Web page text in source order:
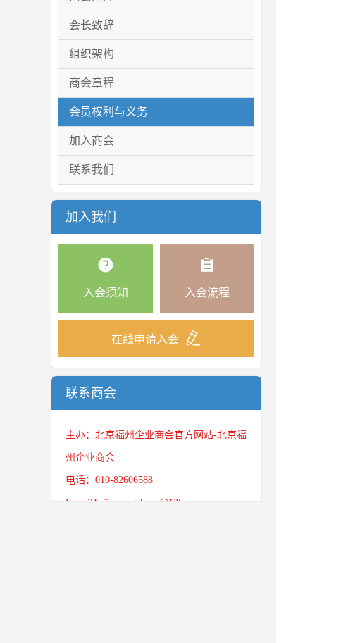
会长致辞
组织架构
商会章程
会员权利与义务
加入商会
联系我们
加入我们
入会须知 入会流程
在线申请入会
联系商会
主办：北京福州企业商会官方网站-北京福
州企业商会
电话：010-82606588
E-mail：jingrongshang@126.com